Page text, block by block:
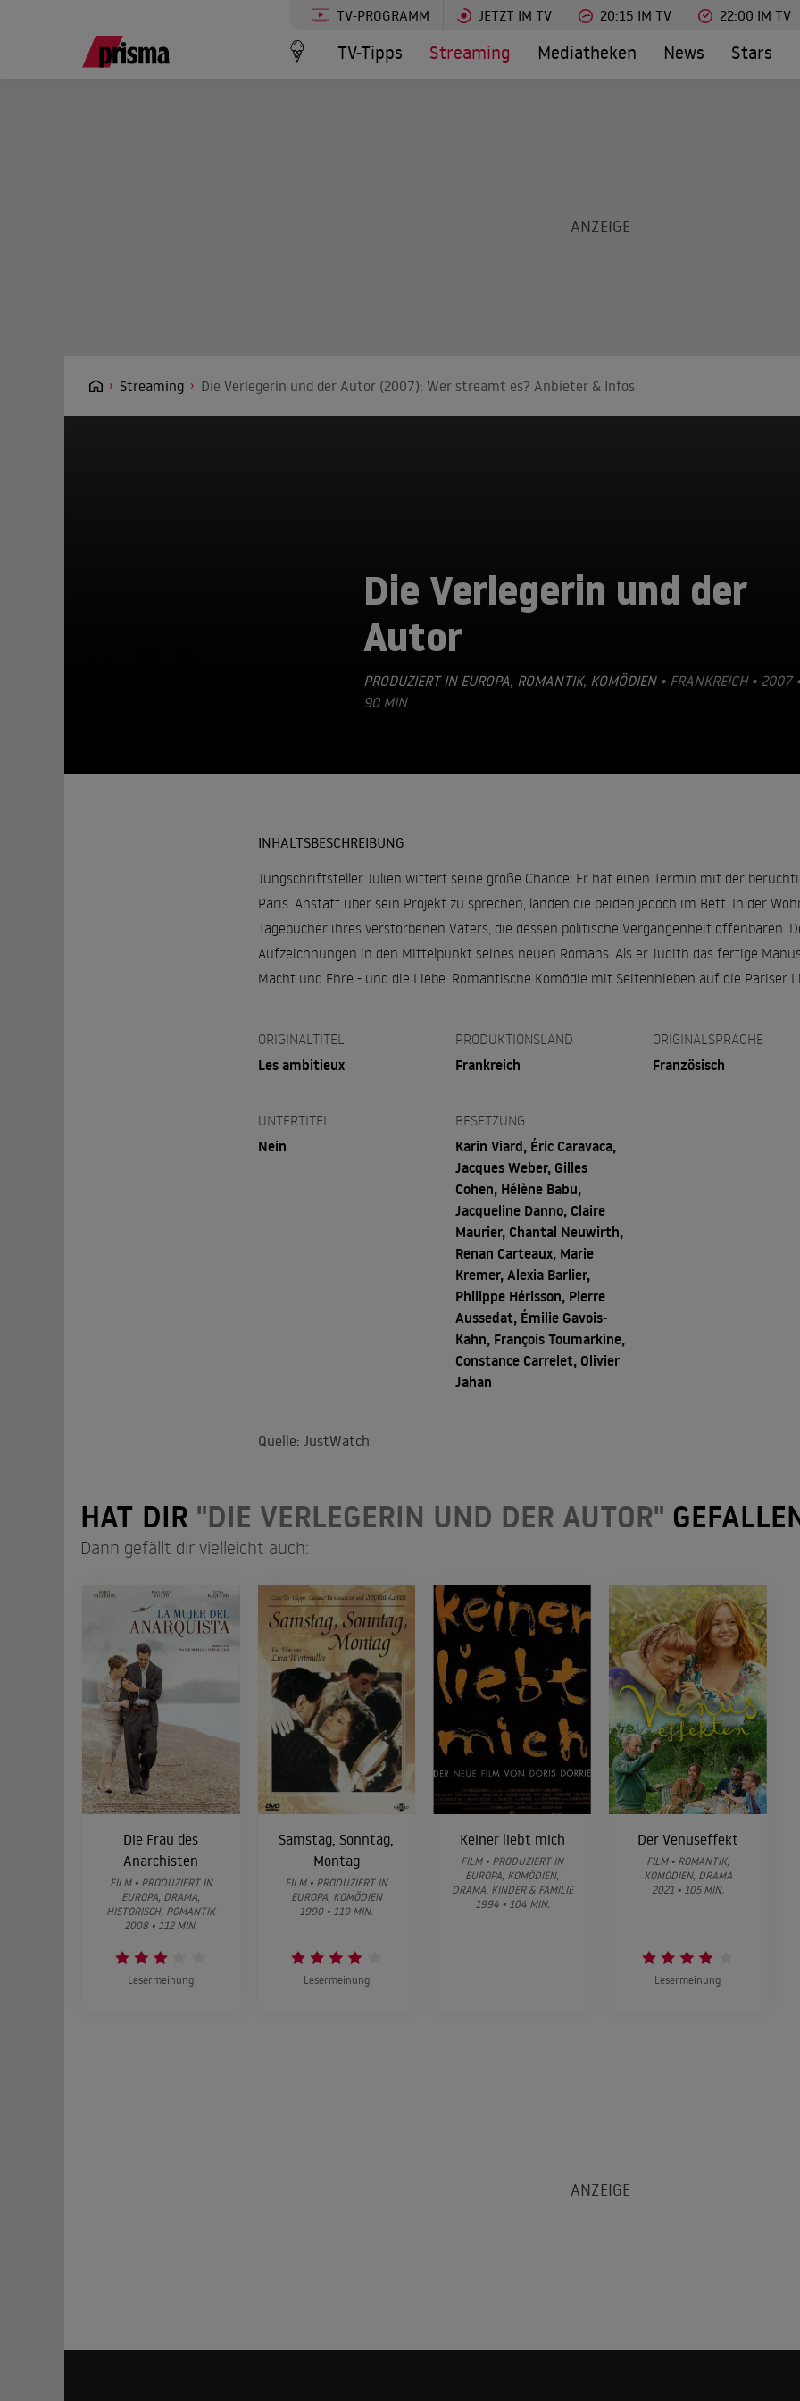
TV-PROGRAMM JETZT IM TV 20:15 IM TV 22:00 IM TV
TV-Tipps Streaming Mediatheken News Stars
Streaming Die Verlegerin und der Autor (2007): Wer streamt es? Anbieter & Infos
Die Verlegerin und der
Autor
PRODUZIERT IN EUROPA, ROMANTIK, KOMÖDIEN• FRANKREICH • 2007
90 MIN
INHALTSBESCHREIBUNG
Jungschriftsteller Julien wittert seine große Chance: Er hat einen Termin mit der
Paris. Anstatt über sein Projekt zu sprechen, landen die beiden jedoch im Bett. In der
Tagebücher ihres verstorbenen Vaters, die dessen politische Vergangenheit offenbaren.
Aufzeichnungen in den Mittelpunkt seines neuen Romans. Als er Judith das fertige
Macht und Ehre - und die Liebe. Romantische Komödie mit Seitenhieben auf die Pariser
ORIGINALTITEL
Les ambitieux
PRODUKTIONSLAND
Frankreich
ORIGINALSPRACHE
Französisch
UNTERTITEL
Nein
BESETZUNG
Karin Viard, Éric Caravaca,
Jacques Weber, Gilles
Cohen, Hélène Babu,
Jacqueline Danno, Claire
Maurier, Chantal Neuwirth,
Renan Carteaux, Marie
Kremer, Alexia Barlier,
Philippe Hérisson, Pierre
Aussedat, Émilie Gavois-
Kahn, François Toumarkine,
Constance Carrelet, Olivier
Jahan
Quelle: JustWatch
HAT DIR "DIE VERLEGERIN UND DER AUTOR"
Dann gefällt dir vielleicht auch:
Die Frau des
Anarchisten
FILM • PRODUZIERT IN
EUROPA, DRAMA,
HISTORISCH, ROMANTIK
2008 • 112 MIN.
Lesermeinung
Samstag, Sonntag,
Montag
FILM • PRODUZIERT IN
EUROPA, KOMÖDIEN
1990 • 119 MIN.
Lesermeinung
Keiner liebt mich
FILM • PRODUZIERT IN
EUROPA, KOMÖDIEN,
DRAMA, KINDER & FAMILIE
1994 • 104 MIN.
Der Venuseffekt
FILM • ROMANTIK,
KOMÖDIEN, DRAMA
2021 • 105 MIN.
Lesermeinung